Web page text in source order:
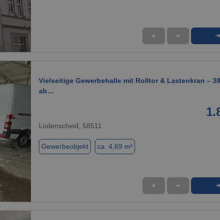
1 / 12
★ ➦ ➜
Vielseitige Gewerbehalle mit Rolltor & Lastenkran –
ab…
Lüdenscheid, 58511
Gewerbeobjekt ca. 4,69 m²
★ ➦ ➜